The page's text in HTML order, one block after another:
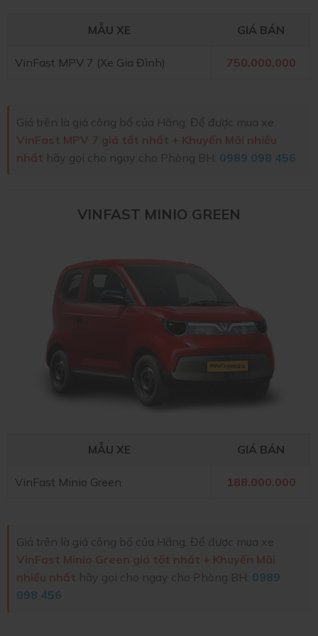
MẪU XE GIÁ BÁN
VinFast MPV 7 (Xe Gia Đình) 750.000.000
Giá trên là giá công bố của Hãng. Để được mua xe
VinFast MPV 7 giá tốt nhất + Khuyến Mãi nhiều
nhất hãy gọi cho ngay cho Phòng BH: 0989 098 456
VINFAST MINIO GREEN
MẪU XE GIÁ BÁN
VinFast Minio Green 188.000.000
Giá trên là giá công bố của Hãng. Để được mua xe
VinFast Minio Green giá tốt nhất + Khuyến Mãi
nhiều nhất hãy gọi cho ngay cho Phòng BH: 0989
098 456